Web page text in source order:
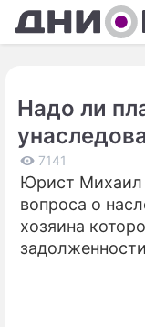
Надо ли
7141
Юрист Михаил
вопроса о
хозяина